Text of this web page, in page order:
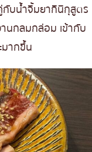
กับน้ำจิ้มยากินิกุสูตร
นกลมกล่อม เข้ากับ
มากขึ้น